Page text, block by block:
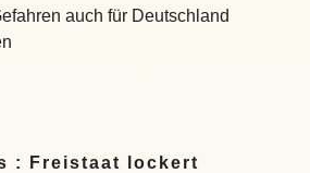
auch für Deutschland
: Freistaat lockert